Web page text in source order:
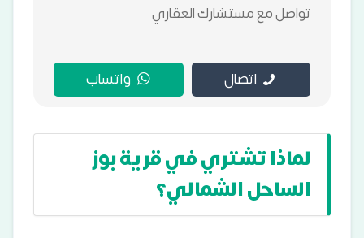
تواصل مع مستشارك العقاري
اتصال واتساب
لماذا تشتري في قرية بوز
الساحل الشمالي؟